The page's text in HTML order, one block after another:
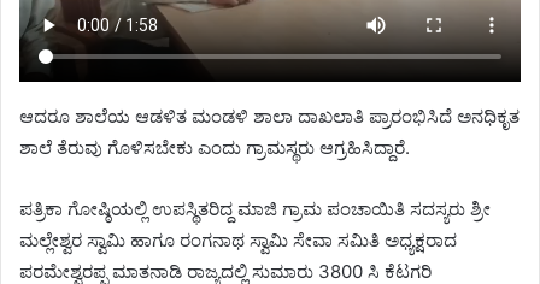
ಆದರೂ ಶಾಲೆಯ ಆಡಳಿತ ಮಂಡಳಿ ಶಾಲಾ ದಾಖಲಾತಿ ಪ್ರಾರಂಭಿಸಿದೆ ಅನಧಿಕೃತ
ಶಾಲೆ ತೆರುವು ಗೊಳಿಸಬೇಕು ಎಂದು ಗ್ರಾಮಸ್ಥರು ಆಗ್ರಹಿಸಿದ್ದಾರೆ.
ಪತ್ರಿಕಾ ಗೋಷ್ಠಿಯಲ್ಲಿ ಉಪಸ್ಥಿತರಿದ್ದ ಮಾಜಿ ಗ್ರಾಮ ಪಂಚಾಯಿತಿ ಸದಸ್ಯರು ಶ್ರೀ
ಮಲ್ಲೇಶ್ವರ ಸ್ವಾಮಿ ಹಾಗೂ ರಂಗನಾಥ ಸ್ವಾಮಿ ಸೇವಾ ಸಮಿತಿ ಅಧ್ಯಕ್ಷರಾದ
ಪರಮೇಶ್ವರಪ್ಪ ಮಾತನಾಡಿ ರಾಜ್ಯದಲ್ಲಿ ಸುಮಾರು 3800 ಸಿ ಕೆಟಗರಿ